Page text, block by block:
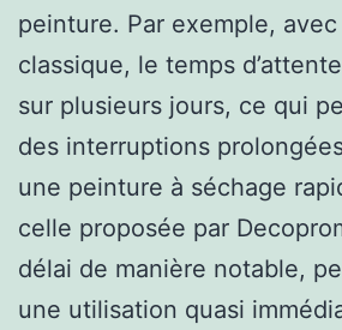
peinture. Par exemple,
classique, le temps
sur plusieurs jours, ce qui
des interruptions
une peinture à séchage
celle proposée par
délai de manière notable,
une utilisation quasi